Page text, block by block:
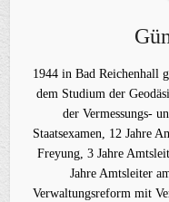
1944 in Bad Reichenhall
dem Studium der
der Vermessungs-
Staatsexamen, 12 Jahre
Freyung, 3 Jahre
Jahre Amtsleiter
Verwaltungsreform mit